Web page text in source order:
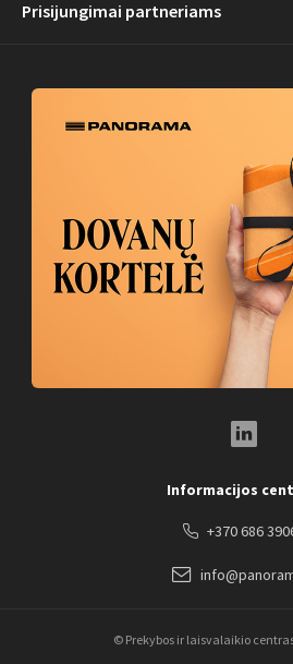
Prisijungimai partneriams
Informacijos
+370 686
© Prekybos ir laisvalaikio centras